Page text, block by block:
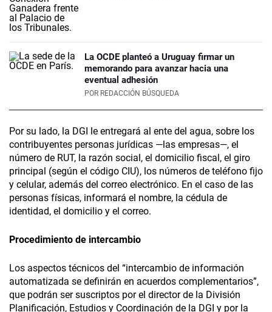
La OCDE planteó a Uruguay firmar un
memorando para avanzar hacia una
eventual adhesión
POR REDACCIÓN BÚSQUEDA
Por su lado, la DGI le entregará al ente del agua, sobre los
contribuyentes personas jurídicas —las empresas—, el
número de RUT, la razón social, el domicilio fiscal, el giro
principal (según el código CIU), los números de teléfono fijo
y celular, además del correo electrónico. En el caso de las
personas físicas, informará el nombre, la cédula de
identidad, el domicilio y el correo.
Procedimiento de intercambio
Los aspectos técnicos del “intercambio de información
automatizada se definirán en acuerdos complementarios”,
que podrán ser suscriptos por el director de la División
Planificación, Estudios y Coordinación de la DGI y por la